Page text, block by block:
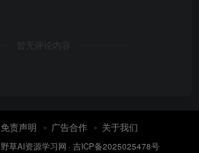
暂无评论内容
免责声明 广告合作 关于我们
野草AI资源学习网 · 吉ICP备2025025478号